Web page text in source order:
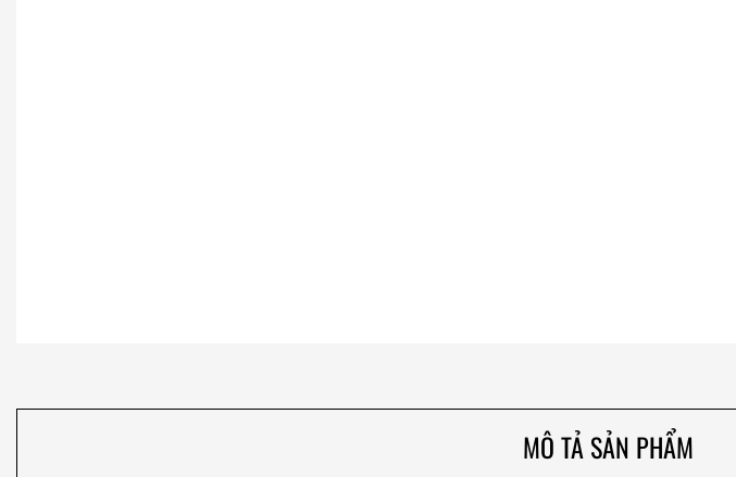
MÔ TẢ SẢN PHẨM